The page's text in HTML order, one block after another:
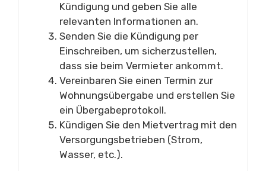
Kündigung und geben Sie alle
relevanten Informationen an.
Senden Sie die Kündigung per
Einschreiben, um sicherzustellen,
dass sie beim Vermieter ankommt.
Vereinbaren Sie einen Termin zur
Wohnungsübergabe und erstellen Sie
ein Übergabeprotokoll.
Kündigen Sie den Mietvertrag mit den
Versorgungsbetrieben (Strom,
Wasser, etc.).